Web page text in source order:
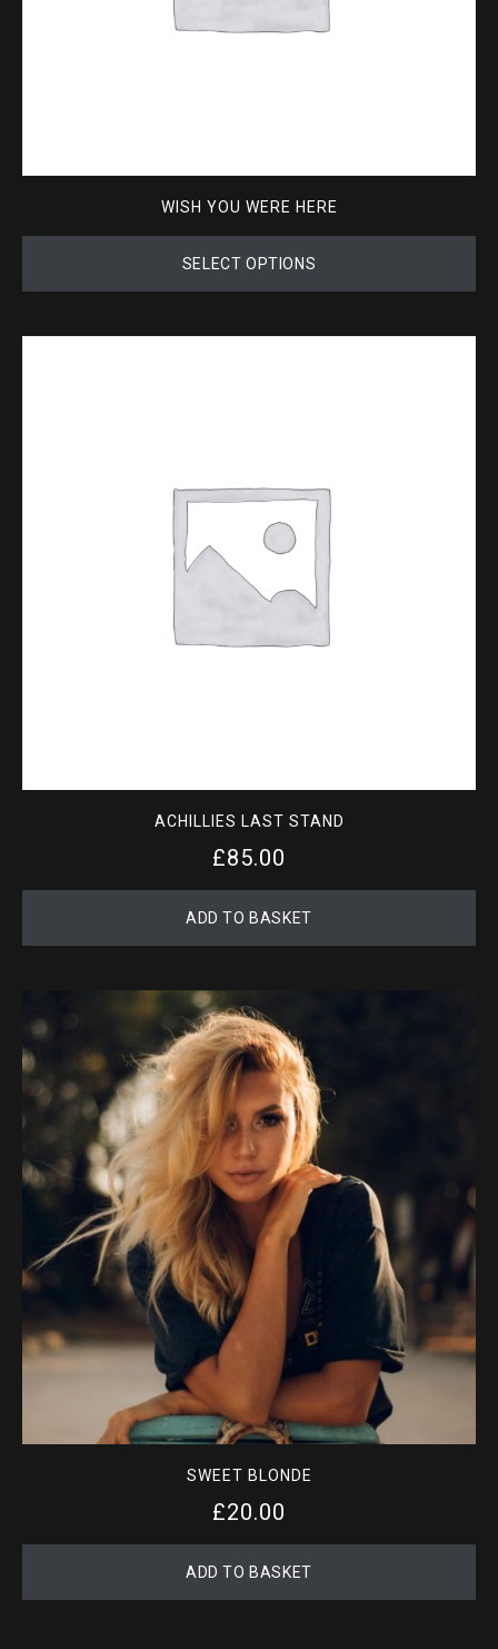
WISH YOU WERE HERE
SELECT OPTIONS
product
ACHILLIES LAST STAND
£85.00
ADD TO BASKET
SWEET BLONDE
£20.00
ADD TO BASKET